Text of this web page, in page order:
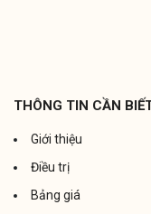
THÔNG TIN CẦN
Giới thiệu
Điều trị
Bảng giá